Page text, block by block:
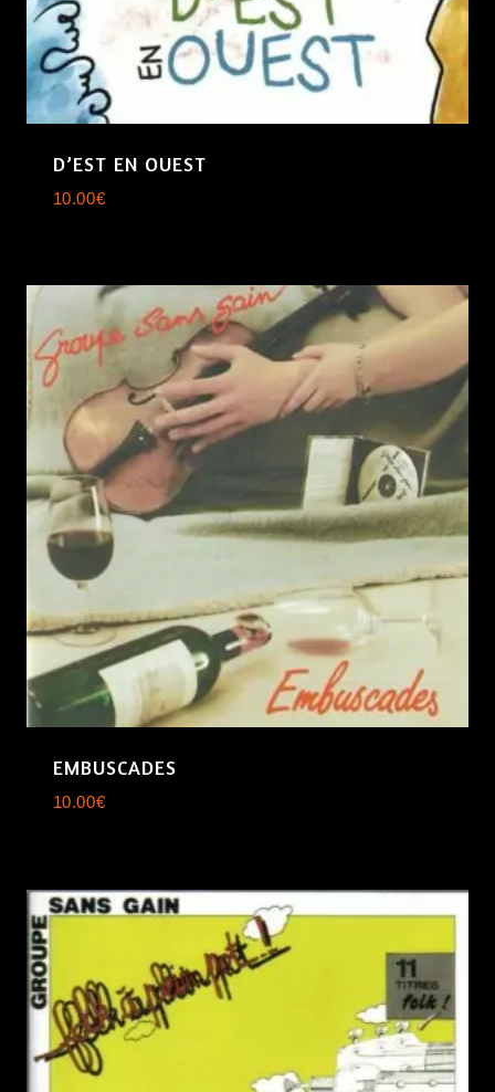
D’EST EN OUEST
10.00€
EMBUSCADES
10.00€